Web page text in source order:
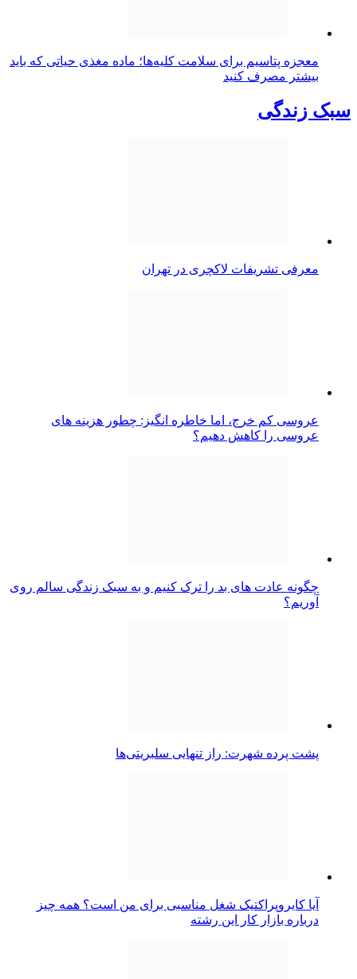
معجزه پتاسیم برای سلامت کلیه‌ها؛ ماده مغذی حیاتی که باید
بیشتر مصرف کنید
سبک زندگی
معرفی تشریفات لاکچری در تهران
عروسی کم خرج، اما خاطره انگیز: چطور هزینه های
عروسی را کاهش دهیم؟
چگونه عادت‌ های بد را ترک کنیم و به سبک زندگی سالم روی
آوریم؟
پشت پرده شهرت: راز تنهایی سلبریتی‌ها
آیا کایروپراکتیک شغل مناسبی برای من است؟ همه چیز
درباره بازار کار این رشته